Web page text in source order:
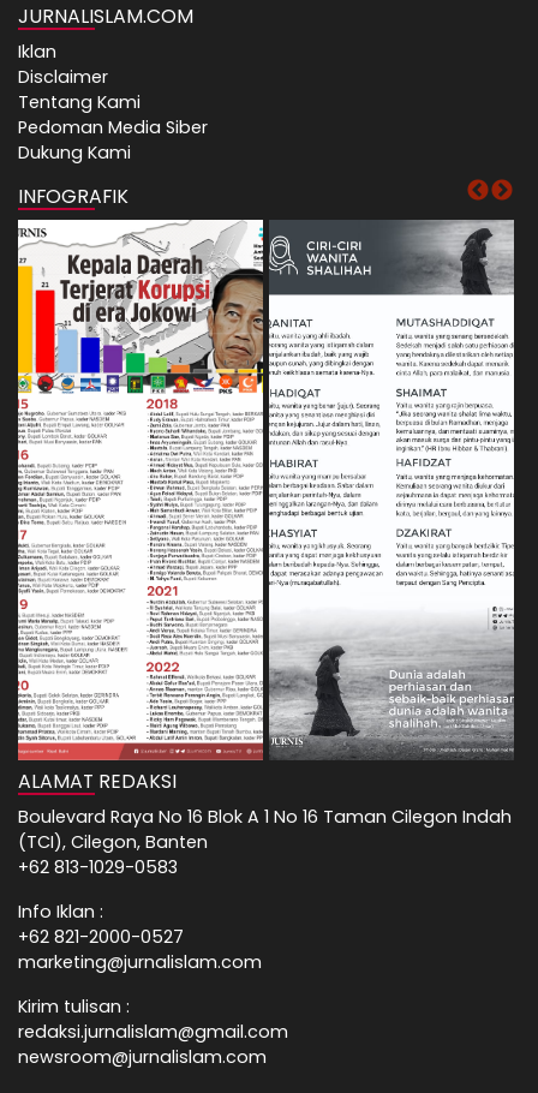
JURNALISLAM.COM
Iklan
Disclaimer
Tentang Kami
Pedoman Media Siber
Dukung Kami
INFOGRAFIK
ALAMAT REDAKSI
Boulevard Raya No 16 Blok A 1 No 16 Taman Cilegon Indah
(TCI), Cilegon, Banten
+62 813-1029-0583
Info Iklan :
+62 821-2000-0527
marketing@jurnalislam.com
Kirim tulisan :
redaksi.jurnalislam@gmail.com
newsroom@jurnalislam.com